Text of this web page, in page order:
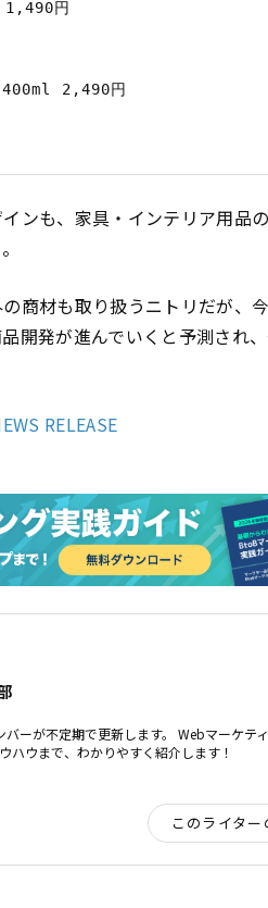
1,490円
400ml 2,490円
ンも、家具・インテリア用品
商材も取り扱うニトリだが、
開発が進んでいくと予測され
RELEASE
バーが不定期で更新します。 Webマーケテ
ハウまで、わかりやすく紹介します！
このライタ